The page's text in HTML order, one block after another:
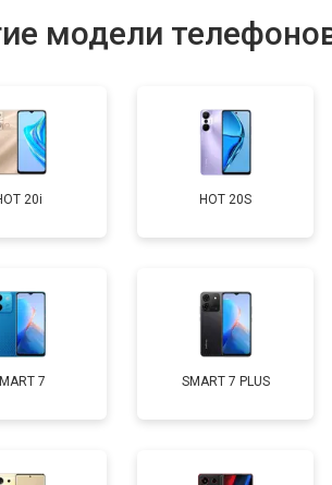
дисплея (экрана)
кнопки включения
цепи питания
модели
20i HOT 20S
7 SMART 7 PLUS